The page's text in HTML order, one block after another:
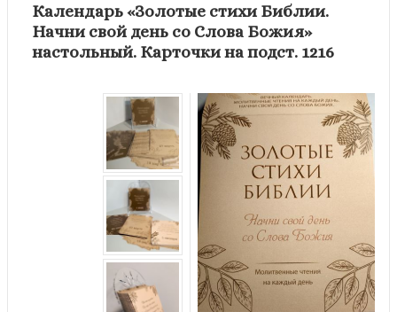
Календарь «Золотые стихи Библии.
Начни свой день со Слова Божия»
настольный. Карточки на подст. 1216